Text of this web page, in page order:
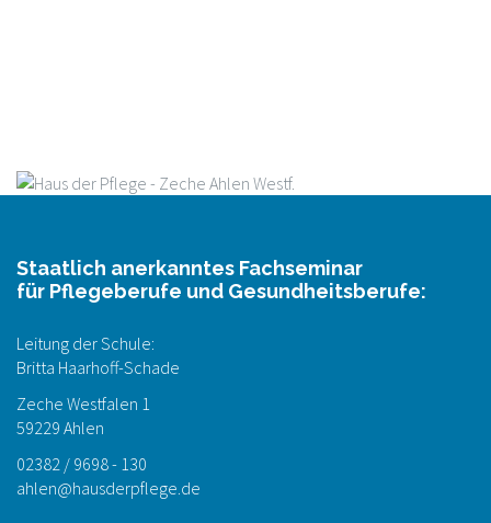
Staatlich anerkanntes Fachseminar
für Pflegeberufe und Gesundheitsberufe:
Leitung der Schule:
Britta Haarhoff-Schade
Zeche Westfalen 1
59229 Ahlen
02382 / 9698 - 130
ahlen@hausderpflege.de